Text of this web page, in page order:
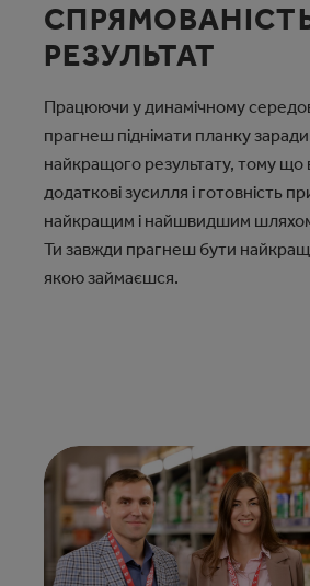
РЕЗУЛЬТАТ
Працюючи у динамічному
прагнеш піднімати планку
найкращого результату, тому
додаткові зусилля і готовність
найкращим і найшвидшим
Ти завжди прагнеш бути
якою займаєшся.